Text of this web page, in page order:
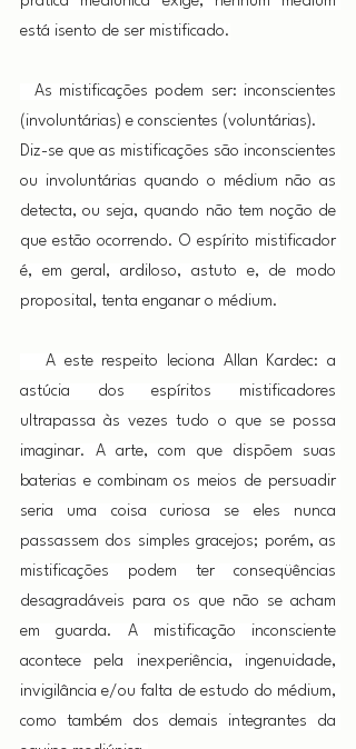
está isento de ser mistificado.
As mistificações podem ser: inconscientes
(involuntárias) e conscientes (voluntárias).
Diz-se que as mistificações são inconscientes
ou involuntárias quando o médium não as
detecta, ou seja, quando não tem noção de
que estão ocorrendo. O espírito mistificador
é, em geral, ardiloso, astuto e, de modo
proposital, tenta enganar o médium.
A este respeito leciona Allan Kardec: a
astúcia dos espíritos mistificadores
ultrapassa às vezes tudo o que se possa
imaginar. A arte, com que dispõem suas
baterias e combinam os meios de persuadir
seria uma coisa curiosa se eles nunca
passassem dos simples gracejos; porém, as
mistificações podem ter conseqüências
desagradáveis para os que não se acham
em guarda. A mistificação inconsciente
acontece pela inexperiência, ingenuidade,
invigilância e/ou falta de estudo do médium,
como também dos demais integrantes da